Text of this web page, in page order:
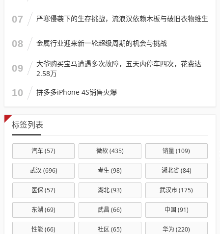
07 严寒侵袭下的生存挑战，流浪汉依赖木板与破旧衣物维生
08 金属行业迎来新一轮超级周期的机会与挑战
09
大爷购买宝马遭遇多次故障，五天内停车四次，花费达
2.58万
10 拼多多iPhone 4S销售火爆
标签列表
汽车(57) 微软(435) 销量(109)
武汉 (696) 考生 (98) 湖北省 (84)
医保(57) 湖北(93) 武汉市(175)
东湖 (69) 武昌 (66) 中国 (91)
性能(66) 社区 (65) 华为 (220)